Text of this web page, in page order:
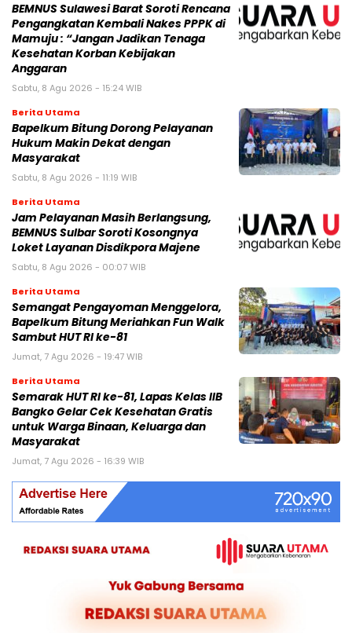
BEMNUS Sulawesi Barat Soroti Rencana
Pengangkatan Kembali Nakes PPPK di
Mamuju : “Jangan Jadikan Tenaga
Kesehatan Korban Kebijakan
Anggaran
Sabtu, 8 Agu 2026 - 15:24 WIB
Berita Utama
Bapelkum Bitung Dorong Pelayanan
Hukum Makin Dekat dengan
Masyarakat
Sabtu, 8 Agu 2026 - 11:19 WIB
Berita Utama
Jam Pelayanan Masih Berlangsung,
BEMNUS Sulbar Soroti Kosongnya
Loket Layanan Disdikpora Majene
Sabtu, 8 Agu 2026 - 00:07 WIB
Berita Utama
Semangat Pengayoman Menggelora,
Bapelkum Bitung Meriahkan Fun Walk
Sambut HUT RI ke-81
Jumat, 7 Agu 2026 - 19:47 WIB
Berita Utama
Semarak HUT RI ke-81, Lapas Kelas IIB
Bangko Gelar Cek Kesehatan Gratis
untuk Warga Binaan, Keluarga dan
Masyarakat
Jumat, 7 Agu 2026 - 16:39 WIB